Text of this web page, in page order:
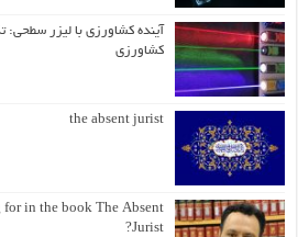
آینده کشاورزی با لیزر
کشاورزی
the absent jurist
in the book The Absent
Jurist?